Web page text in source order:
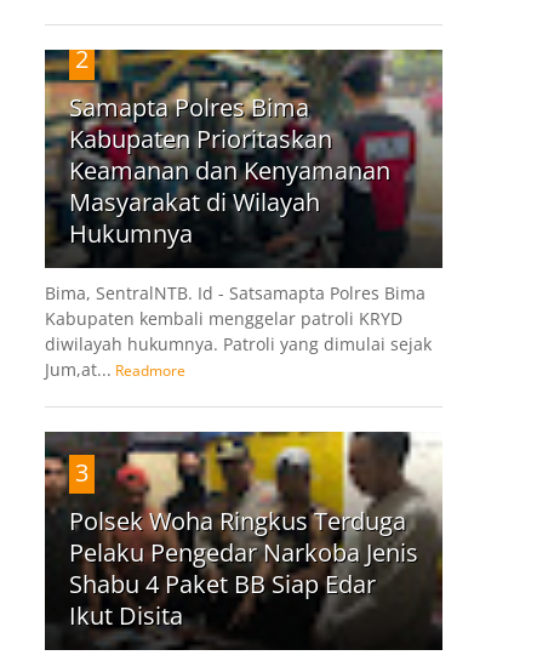
2
Samapta Polres Bima
Kabupaten Prioritaskan
Keamanan dan Kenyamanan
Masyarakat di Wilayah
Hukumnya
Bima, SentralNTB. Id - Satsamapta Polres Bima
Kabupaten kembali menggelar patroli KRYD
diwilayah hukumnya. Patroli yang dimulai sejak
Jum,at... Readmore
3
Polsek Woha Ringkus Terduga
Pelaku Pengedar Narkoba Jenis
Shabu 4 Paket BB Siap Edar
Ikut Disita